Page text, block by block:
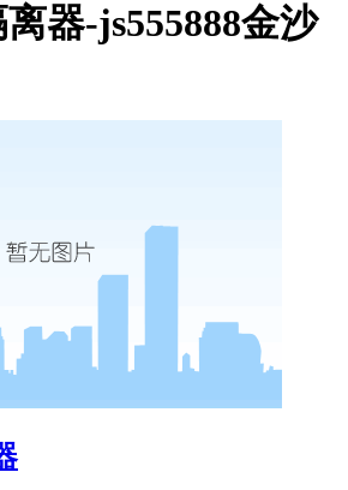
器-js555888金沙